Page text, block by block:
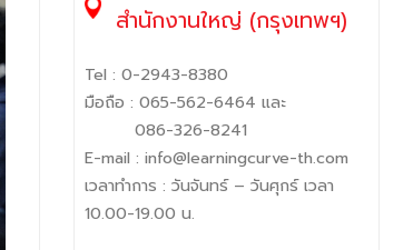
สำนักงานใหญ่ (กรุงเทพฯ)
Tel : 0-2943-8380
มือถือ : 065-562-6464 และ
086-326-8241
E-mail : info@learningcurve-th.com
เวลาทำการ : วันจันทร์ – วันศุกร์ เวลา
10.00-19.00 น.